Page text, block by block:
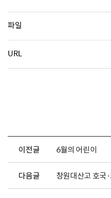
파일
URL
이전글 6월의 어린이
다음글 창원대산고 호국